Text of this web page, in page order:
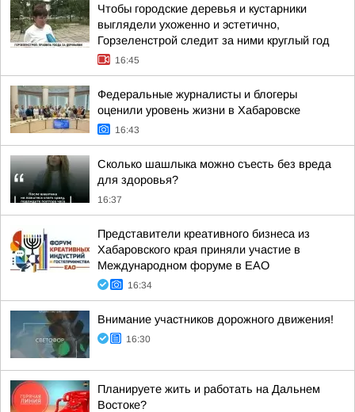
Чтобы городские деревья и кустарники
выглядели ухоженно и эстетично,
Горзеленстрой следит за ними круглый год
16:45
Федеральные журналисты и блогеры
оценили уровень жизни в Хабаровске
16:43
Сколько шашлыка можно съесть без вреда
для здоровья?
16:37
Представители креативного бизнеса из
Хабаровского края приняли участие в
Международном форуме в ЕАО
16:34
Внимание участников дорожного движения!
16:30
Планируете жить и работать на Дальнем
Востоке?